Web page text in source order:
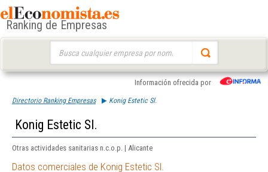
Ranking de Empresas
Información ofrecida por
Directorio Ranking Empresas Konig Estetic Sl.
Konig Estetic Sl.
Otras actividades sanitarias n.c.o.p. | Alicante
Datos comerciales de Konig Estetic Sl.